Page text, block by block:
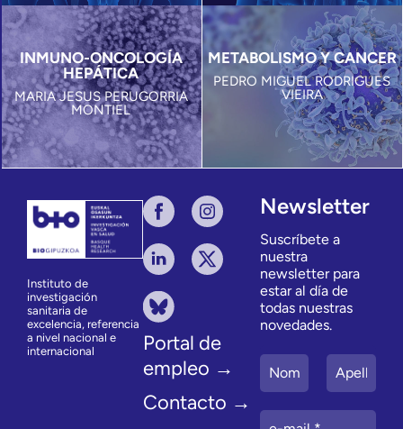
INMUNO-ONCOLOGÍA
HEPÁTICA
MARIA JESUS PERUGORRIA
MONTIEL
METABOLISMO Y CANCER
PEDRO MIGUEL RODRIGUES
VIEIRA
Instituto de
investigación
sanitaria de
excelencia, referencia
a nivel nacional e
internacional
Portal de
empleo →
Contacto →
Newsletter
Suscríbete a
nuestra
newsletter para
estar al día de
todas nuestras
novedades.